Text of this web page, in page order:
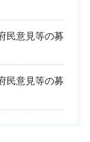
民意見等の募
民意見等の募